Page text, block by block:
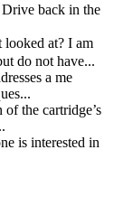
back in the
looked at? I am
do not have...
a me
.
the cartridge’s
is interested in